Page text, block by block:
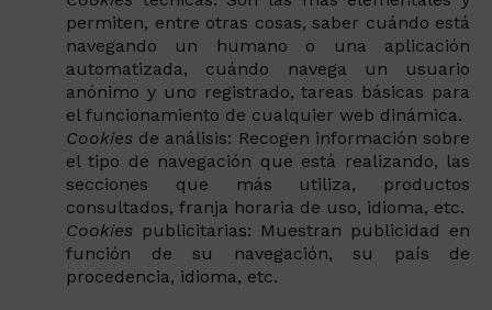
permiten, entre otras cosas, saber cuándo está
navegando un humano o una aplicación
automatizada, cuándo navega un usuario
anónimo y uno registrado, tareas básicas para
el funcionamiento de cualquier web dinámica.
Cookies de análisis: Recogen información sobre
el tipo de navegación que está realizando, las
secciones que más utiliza, productos
consultados, franja horaria de uso, idioma, etc.
Cookies publicitarias: Muestran publicidad en
función de su navegación, su país de
procedencia, idioma, etc.